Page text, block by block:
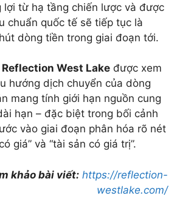
lợi từ hạ tầng chiến lược và được
chuẩn quốc tế sẽ tiếp tục là
dòng tiền trong giai đoạn tới.
Reflection West Lake được xem
hướng dịch chuyển của dòng
mang tính giới hạn nguồn cung
hạn – đặc biệt trong bối cảnh
vào giai đoạn phân hóa rõ nét
giá” và “tài sản có giá trị”.
khảo bài viết: https://reflection-
westlake.com/